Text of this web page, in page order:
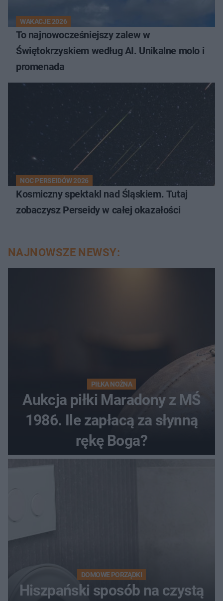
WAKACJE 2026
To najnowocześniejszy zalew w
Świętokrzyskiem według AI. Unikalne molo i
promenada
NOC PERSEIDÓW 2026
Kosmiczny spektakl nad Śląskiem. Tutaj
zobaczysz Perseidy w całej okazałości
NAJNOWSZE NEWSY:
PIŁKA NOŻNA
Aukcja piłki Maradony z MŚ
1986. Ile zapłacą za słynną
rękę Boga?
DOMOWE PORZĄDKI
Hiszpański sposób na czystą